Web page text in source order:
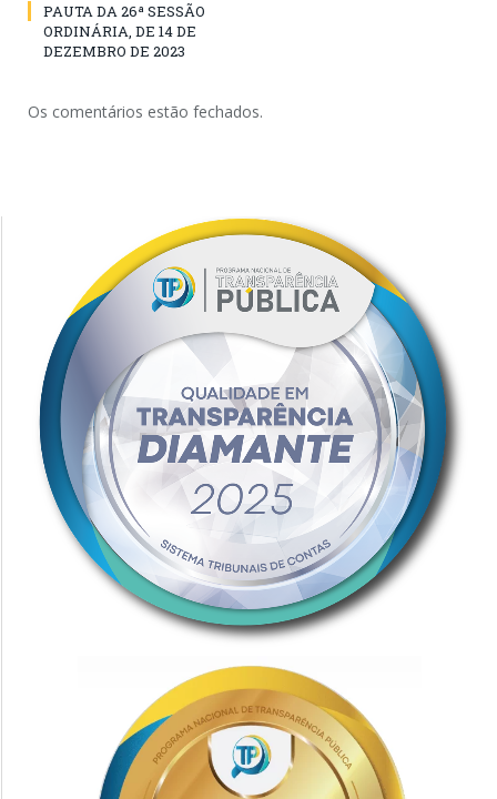
PAUTA DA 26ª SESSÃO
ORDINÁRIA, DE 14 DE
DEZEMBRO DE 2023
Os comentários estão fechados.